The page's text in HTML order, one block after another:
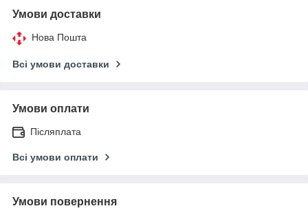
Умови доставки
Нова Пошта
Всі умови доставки
Умови оплати
Післяплата
Всі умови оплати
Умови повернення